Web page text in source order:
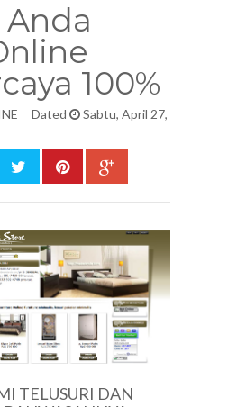
100%
Dated
Sabtu, April 27,
TELUSURI DAN